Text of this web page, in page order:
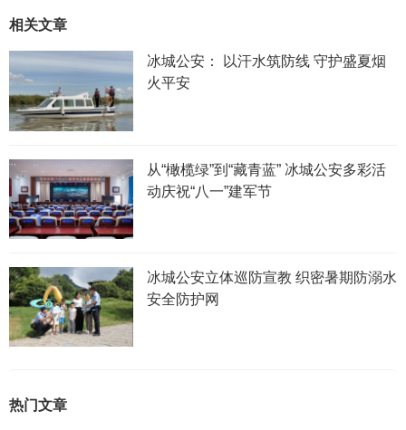
相关文章
冰城公安： 以汗水筑防线 守护盛夏烟
火平安
从“橄榄绿”到“藏青蓝” 冰城公安多彩活
动庆祝“八一”建军节
冰城公安立体巡防宣教 织密暑期防溺水
安全防护网
热门文章